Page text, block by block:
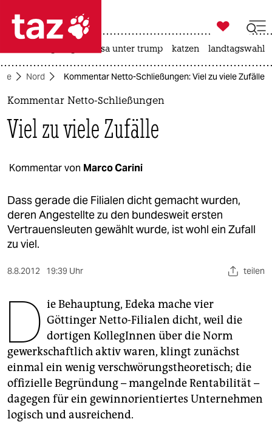
 taz zahl ich
taz zahl ich
politik
öko
gesellschaft
kultur
sport
berlin
nord
wahrheit
verlag
verlag
veranstaltungen

taz zahl ich
usa unter trump katzen landtagswahl
Nord Kommentar Netto-Schließungen: Viel zu viele Zufälle
Kommentar Netto-Schließungen
Viel zu viele Zufälle
Kommentar von Marco Carini
Dass gerade die Filialen dicht gemacht wurden,
deren Angestellte zu den bundesweit ersten
Vertrauensleuten gewählt wurde, ist wohl ein Zufall
zu viel.
8.8.2012 19:39 Uhr teilen
D ie Behauptung, Edeka mache vier
Göttinger Netto-Filialen dicht, weil die
dortigen KollegInnen über die Norm
gewerkschaftlich aktiv waren, klingt zunächst
einmal ein wenig verschwörungstheoretisch; die
offizielle Begründung – mangelnde Rentabilität –
dagegen für ein gewinnorientiertes Unternehmen
logisch und ausreichend.